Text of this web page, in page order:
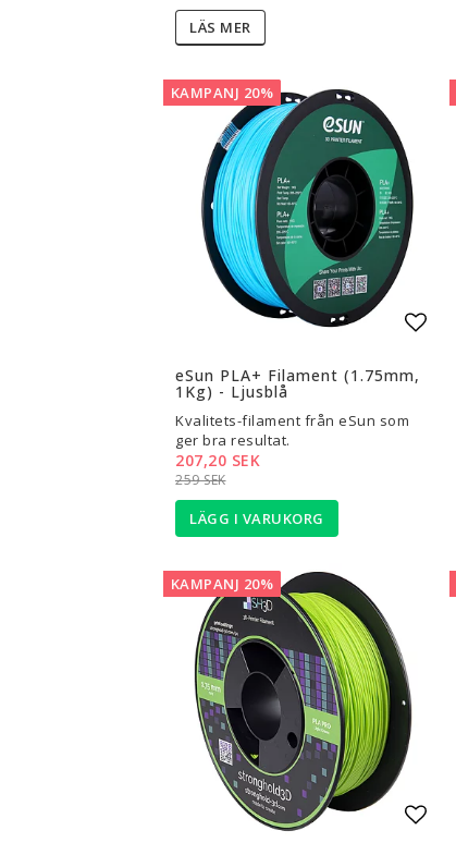
LÄS MER
KAMPANJ 20%
eSun PLA+ Filament (1.75mm,
1Kg) - Ljusblå
Kvalitets-filament från eSun som
ger bra resultat.
259 SEK
207,20 SEK
LÄGG I VARUKORG
KAMPANJ 20%